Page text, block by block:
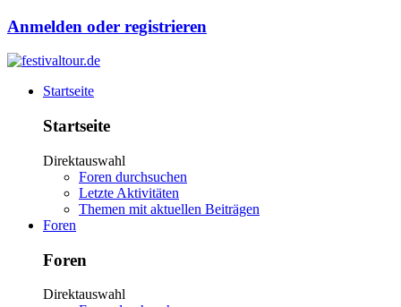
Anmelden oder registrieren
Startseite
Startseite
Direktauswahl
Foren durchsuchen
Letzte Aktivitäten
Themen mit aktuellen Beiträgen
Foren
Foren
Direktauswahl